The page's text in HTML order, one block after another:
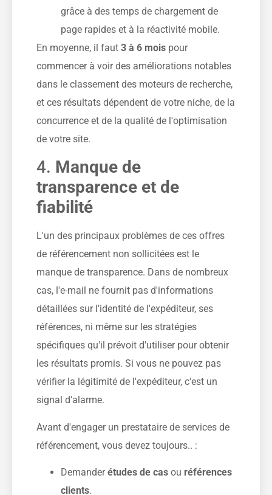
grâce à des temps de chargement de
page rapides et à la réactivité mobile.
En moyenne, il faut 3 à 6 mois pour
commencer à voir des améliorations notables
dans le classement des moteurs de recherche,
et ces résultats dépendent de votre niche, de la
concurrence et de la qualité de l'optimisation
de votre site.
4. Manque de
transparence et de
fiabilité
L'un des principaux problèmes de ces offres
de référencement non sollicitées est le
manque de transparence. Dans de nombreux
cas, l'e-mail ne fournit pas d'informations
détaillées sur l'identité de l'expéditeur, ses
références, ni même sur les stratégies
spécifiques qu'il prévoit d'utiliser pour obtenir
les résultats promis. Si vous ne pouvez pas
vérifier la légitimité de l'expéditeur, c'est un
signal d'alarme.
Avant d'engager un prestataire de services de
référencement, vous devez toujours.. :
Demanderétudes de cas ou références
clients.